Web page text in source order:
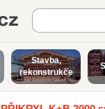
Najisto.cz
Stavba,
rekonstrukce